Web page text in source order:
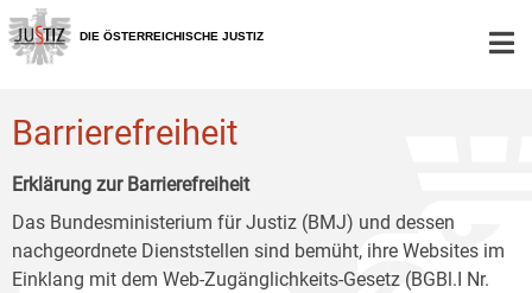
Zur
Hauptnavigation
[1]
Zum
Inhalt
[2]
Zum
Untermenü
[3]
DIE ÖSTERREICHISCHE JUSTIZ
Barrierefreiheit
Erklärung zur Barrierefreiheit
Das Bundesministerium für Justiz (BMJ) und dessen
nachgeordnete Dienststellen sind bemüht, ihre Websites im
Einklang mit dem Web-Zugänglichkeits-Gesetz (BGBl.I Nr.